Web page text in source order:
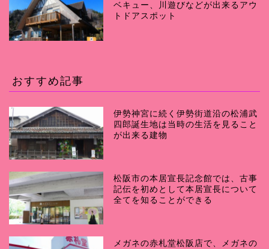
ベキュー、川遊びなどが出来るアウ
トドアスポット
おすすめ記事
伊勢神宮に続く伊勢街道沿の松浦武
四郎誕生地は当時の生活を見ること
が出来る建物
松阪市の本居宣長記念館では、古事
記伝を初めとして本居宣長について
全てを知ることができる
メガネの赤札堂松阪店で、メガネの